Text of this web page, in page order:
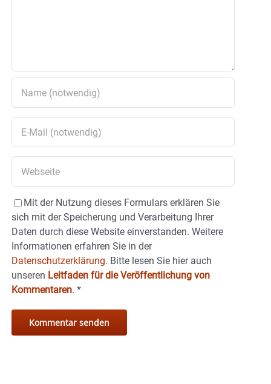
Mit der Nutzung dieses Formulars erklären Sie
sich mit der Speicherung und Verarbeitung Ihrer
Daten durch diese Website einverstanden. Weitere
Informationen erfahren Sie in der
Datenschutzerklärung. Bitte lesen Sie hier auch
unseren Leitfaden für die Veröffentlichung von
Kommentaren. *